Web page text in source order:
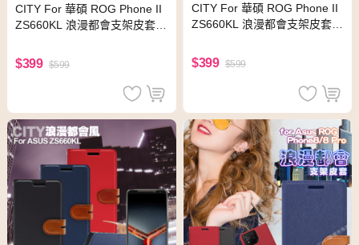
CITY For 華碩 ROG Phone II
ZS660KL 浪漫都會支架皮套-
$399 $599
CITY For 華碩 ROG Phone II
ZS660KL 浪漫都會支架皮套-
$399 $599